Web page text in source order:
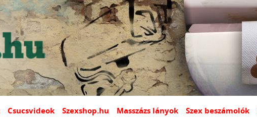
Csucsvideok Szexshop.hu Masszázs lányok Szex beszámolók